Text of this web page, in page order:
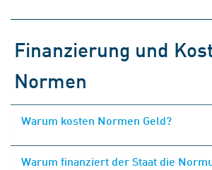
Finanzierung und
Normen
Warum kosten Normen Geld?
Warum finanziert der Staat die